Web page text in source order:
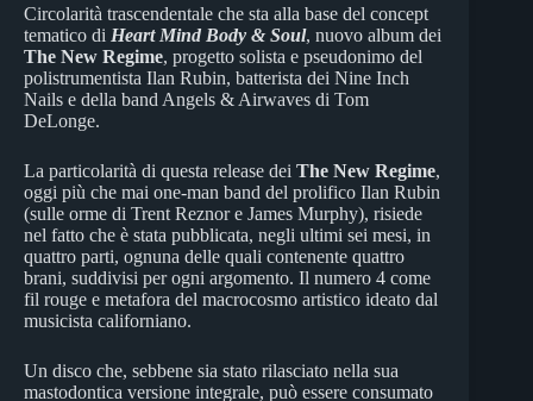
Circolarità trascendentale che sta alla base del concept
tematico di Heart Mind Body & Soul, nuovo album dei
The New Regime, progetto solista e pseudonimo del
polistrumentista Ilan Rubin, batterista dei Nine Inch
Nails e della band Angels & Airwaves di Tom
DeLonge.
La particolarità di questa release dei The New Regime,
oggi più che mai one-man band del prolifico Ilan Rubin
(sulle orme di Trent Reznor e James Murphy), risiede
nel fatto che è stata pubblicata, negli ultimi sei mesi, in
quattro parti, ognuna delle quali contenente quattro
brani, suddivisi per ogni argomento. Il numero 4 come
fil rouge e metafora del macrocosmo artistico ideato dal
musicista californiano.
Un disco che, sebbene sia stato rilasciato nella sua
mastodontica versione integrale, può essere consumato